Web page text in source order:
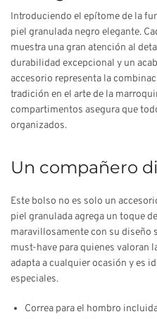
Introduciendo el epítome de la
piel granulada negro elegante.
muestra una gran atención al
durabilidad excepcional y un
accesorio representa la
tradición en el arte de la
compartimentos asegura que
organizados.
Un compañero
Este bolso no es solo un
piel granulada agrega un toque
maravillosamente con su diseño
must-have para quienes valoran
adapta a cualquier ocasión y es
especiales.
Correa para el hombro